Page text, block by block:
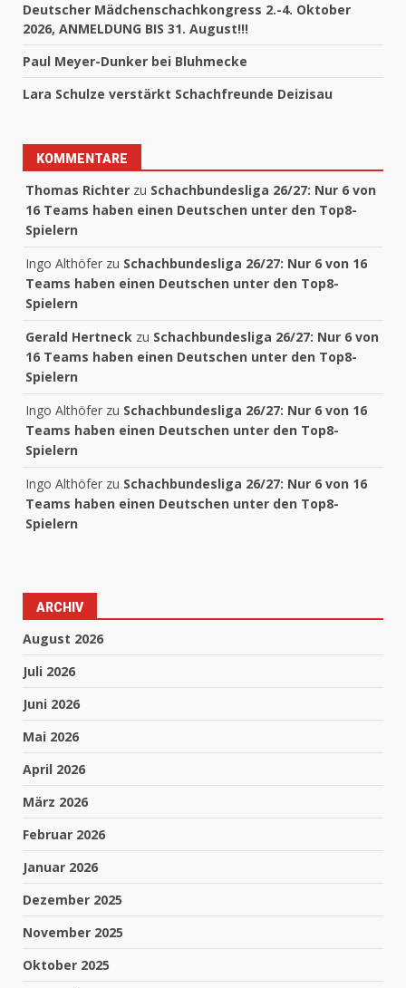
Deutscher Mädchenschachkongress 2.-4. Oktober
2026, ANMELDUNG BIS 31. August!!!
Paul Meyer-Dunker bei Bluhmecke
Lara Schulze verstärkt Schachfreunde Deizisau
KOMMENTARE
Thomas Richter zu Schachbundesliga 26/27: Nur 6 von
16 Teams haben einen Deutschen unter den Top8-
Spielern
Ingo Althöfer zu Schachbundesliga 26/27: Nur 6 von 16
Teams haben einen Deutschen unter den Top8-
Spielern
Gerald Hertneck zu Schachbundesliga 26/27: Nur 6 von
16 Teams haben einen Deutschen unter den Top8-
Spielern
Ingo Althöfer zu Schachbundesliga 26/27: Nur 6 von 16
Teams haben einen Deutschen unter den Top8-
Spielern
Ingo Althöfer zu Schachbundesliga 26/27: Nur 6 von 16
Teams haben einen Deutschen unter den Top8-
Spielern
ARCHIV
August 2026
Juli 2026
Juni 2026
Mai 2026
April 2026
März 2026
Februar 2026
Januar 2026
Dezember 2025
November 2025
Oktober 2025